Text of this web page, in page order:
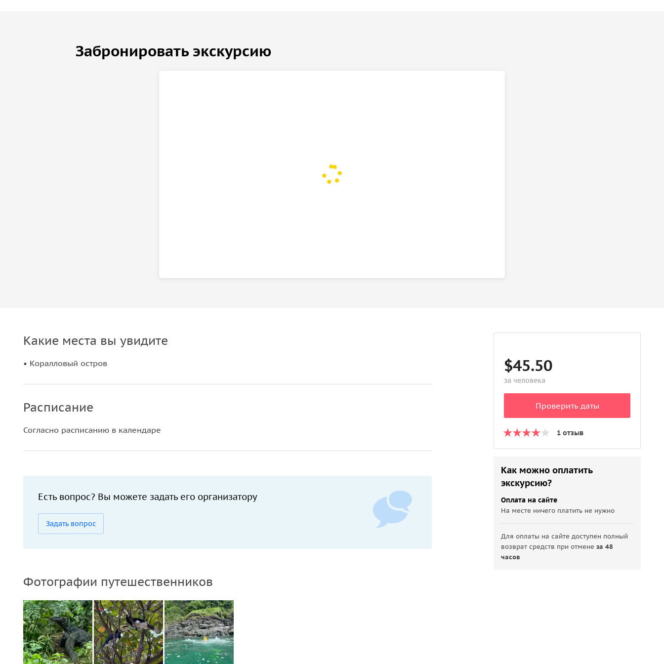
Забронировать экскурсию
Какие места вы увидите
• Коралловый остров
Расписание
Согласно расписанию в календаре
Есть вопрос? Вы можете задать его организатору
Задать вопрос
Фотографии путешественников
$45.50
за человека
Проверить даты
1 отзыв
Как можно оплатить
экскурсию?
Оплата на сайте
На месте ничего платить не нужно
Для оплаты на сайте доступен полный
возврат средств при отменеза 48
часов